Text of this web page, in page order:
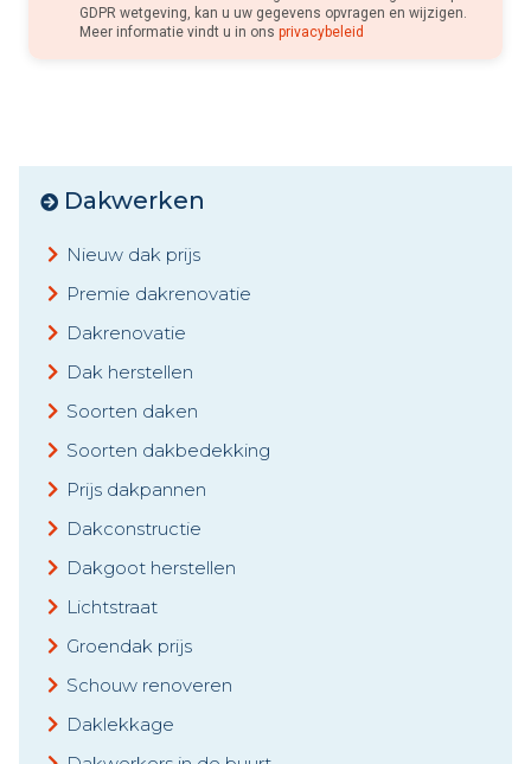
GDPR wetgeving, kan u uw gegevens opvragen en wijzigen.
Meer informatie vindt u in ons privacybeleid
Dakwerken
Nieuw dak prijs
Premie dakrenovatie
Dakrenovatie
Dak herstellen
Soorten daken
Soorten dakbedekking
Prijs dakpannen
Dakconstructie
Dakgoot herstellen
Lichtstraat
Groendak prijs
Schouw renoveren
Daklekkage